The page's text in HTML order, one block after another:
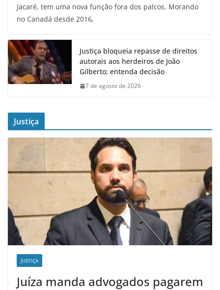
Jacaré, tem uma nova função fora dos palcos. Morando
no Canadá desde 2016,
Justiça bloqueia repasse de direitos
autorais aos herdeiros de João
Gilberto; entenda decisão
7 de agosto de 2026
Justiça
JUSTIÇA
Juíza manda advogados pagarem